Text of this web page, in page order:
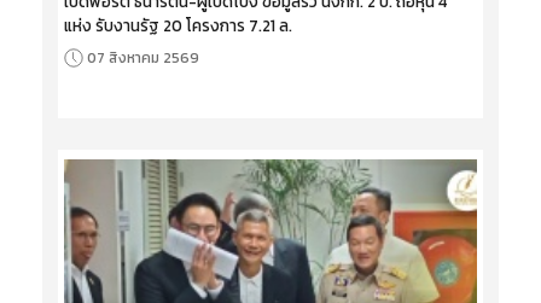
แห่ง รับงานรัฐ 20 โครงการ 7.21 ล.
07 สิงหาคม 2569